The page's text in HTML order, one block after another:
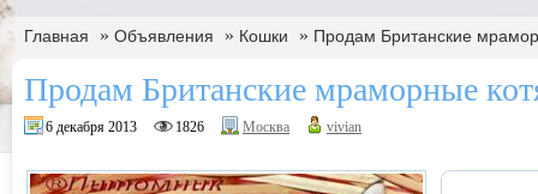
Главная » Объявления » Кошки » Продам Британские
Продам Британские мраморные
6 декабря 2013 1826 Москва vivian